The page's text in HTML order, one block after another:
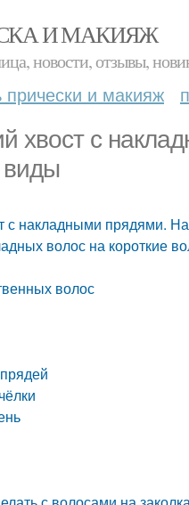
И МАКИЯЖ
новости, отзывы,
прически и макияж
хвост с
виды
с накладными прядями.
волос на
волос